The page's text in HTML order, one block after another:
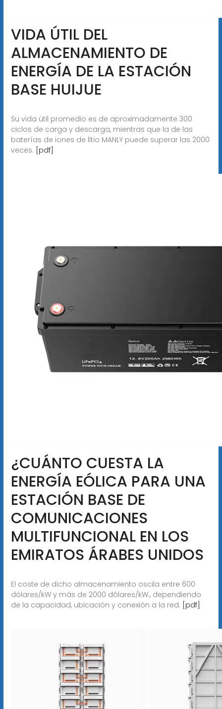
VIDA ÚTIL DEL
ALMACENAMIENTO DE
ENERGÍA DE LA ESTACIÓN
BASE HUIJUE
Su vida útil promedio es de aproximadamente 300
ciclos de carga y descarga, mientras que la de las
baterías de iones de litio MANLY puede superar las 2000
veces. [pdf]
¿CUÁNTO CUESTA LA
ENERGÍA EÓLICA PARA UNA
ESTACIÓN BASE DE
COMUNICACIONES
MULTIFUNCIONAL EN LOS
EMIRATOS ÁRABES UNIDOS
El coste de dicho almacenamiento oscila entre 600
dólares/kW y más de 2000 dólares/kW., dependiendo
de la capacidad, ubicación y conexión a la red. [pdf]